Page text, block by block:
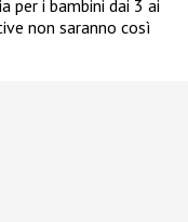
per i bambini dai 3 ai
non saranno così